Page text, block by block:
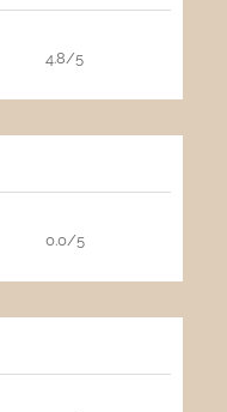
4.8/5
0.0/5